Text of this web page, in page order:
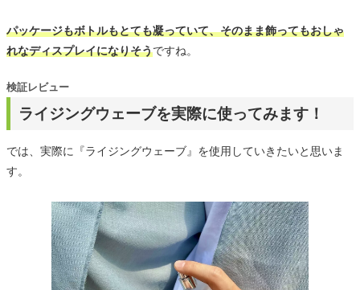
パッケージもボトルもとても凝っていて、そのまま飾ってもおしゃ
れなディスプレイになりそうですね。
ライジングウェーブを実際に使ってみます！
検証レビュー
では、実際に『ライジングウェーブ』を使用していきたいと思いま
す。